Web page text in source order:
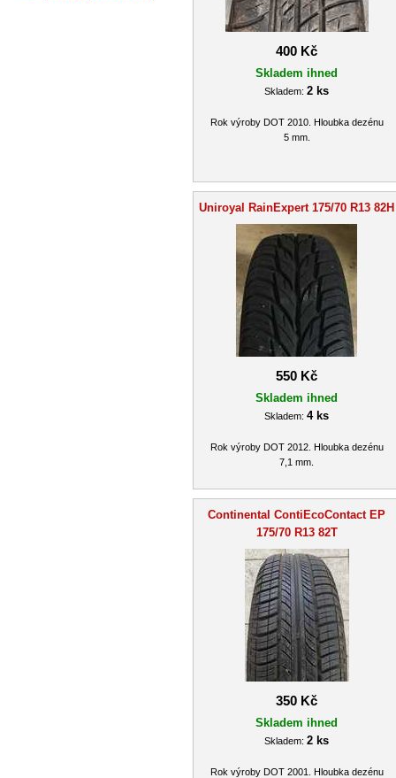
400 Kč
Skladem ihned
Skladem: 2 ks
Rok výroby DOT 2010. Hloubka dezénu
5 mm.
Uniroyal RainExpert 175/70 R13 82H
550 Kč
Skladem ihned
Skladem: 4 ks
Rok výroby DOT 2012. Hloubka dezénu
7,1 mm.
Continental ContiEcoContact EP
175/70 R13 82T
350 Kč
Skladem ihned
Skladem: 2 ks
Rok výroby DOT 2001. Hloubka dezénu